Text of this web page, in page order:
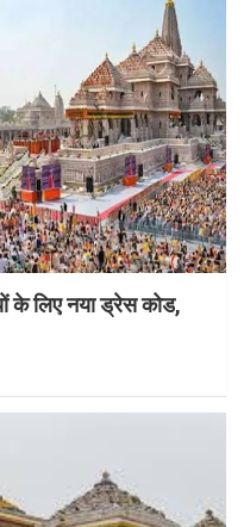
के लिए नया ड्रेस कोड,